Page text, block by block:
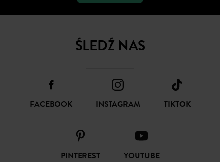
ŚLEDŹ NAS
FACEBOOK INSTAGRAM TIKTOK
PINTEREST YOUTUBE